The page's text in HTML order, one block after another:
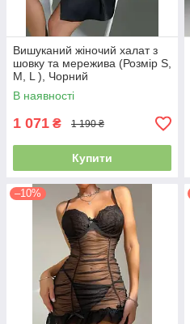
Вишуканий жіночий халат з
шовку та мережива (Розмір S,
M, L ), Чорний
В наявності
1 071 ₴ 1 190 ₴
Купити
–10%